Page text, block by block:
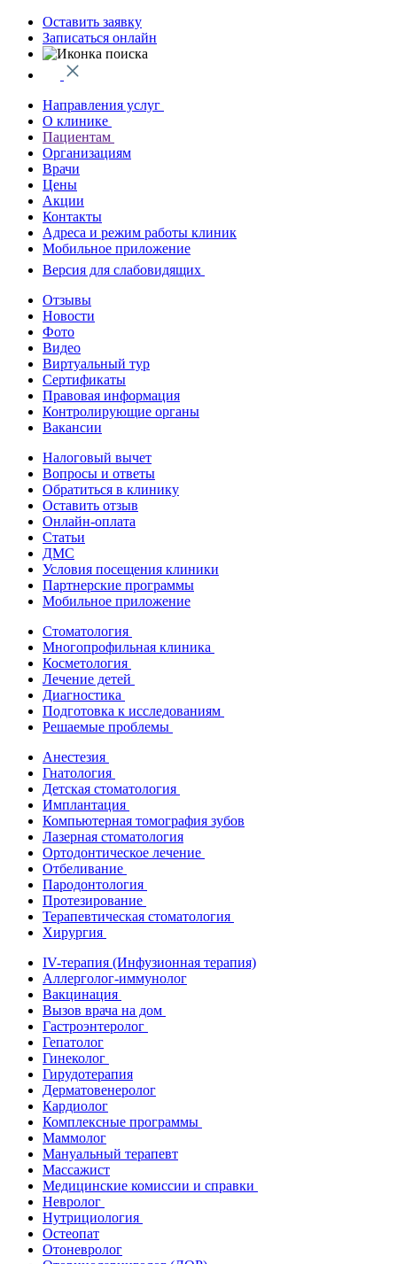
Оставить заявку
Записаться онлайн
Направления услуг
О клинике
Пациентам
Организациям
Врачи
Цены
Акции
Контакты
Адреса и режим работы клиник
Мобильное приложение
Версия для слабовидящих
Отзывы
Новости
Фото
Видео
Виртуальный тур
Сертификаты
Правовая информация
Контролирующие органы
Вакансии
Налоговый вычет
Вопросы и ответы
Обратиться в клинику
Оставить отзыв
Онлайн-оплата
Статьи
ДМС
Условия посещения клиники
Партнерские программы
Мобильное приложение
Стоматология
Многопрофильная клиника
Косметология
Лечение детей
Диагностика
Подготовка к исследованиям
Решаемые проблемы
Анестезия
Гнатология
Детская стоматология
Имплантация
Компьютерная томография зубов
Лазерная стоматология
Ортодонтическое лечение
Отбеливание
Пародонтология
Протезирование
Терапевтическая стоматология
Хирургия
IV-терапия (Инфузионная терапия)
Аллерголог-иммунолог
Вакцинация
Вызов врача на дом
Гастроэнтеролог
Гепатолог
Гинеколог
Гирудотерапия
Дерматовенеролог
Кардиолог
Комплексные программы
Маммолог
Мануальный терапевт
Массажист
Медицинские комиссии и справки
Невролог
Нутрициология
Остеопат
Отоневролог